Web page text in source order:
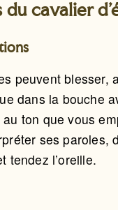
du cavalier
peuvent blesser,
dans la bouche
ton que vous
ses paroles,
tendez l’oreille.